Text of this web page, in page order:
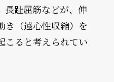
長趾屈筋などが、伸
き（遠心性収縮）を
こると考えられてい